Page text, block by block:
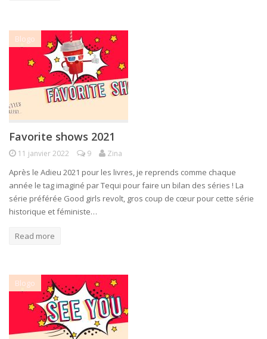
Blogo
Favorite shows 2021
11 janvier 2022 9 Zina
Après le Adieu 2021 pour les livres, je reprends comme chaque
année le tag imaginé par Tequi pour faire un bilan des séries ! La
série préférée Good girls revolt, gros coup de cœur pour cette série
historique et féministe…
Read more
Blogo